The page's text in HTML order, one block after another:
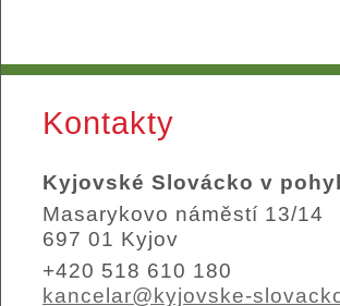
Kontakty
Kyjovské Slovácko v
Masarykovo náměstí 13/14
697 01 Kyjov
+420 518 610 180
kancelar@kyjovske-